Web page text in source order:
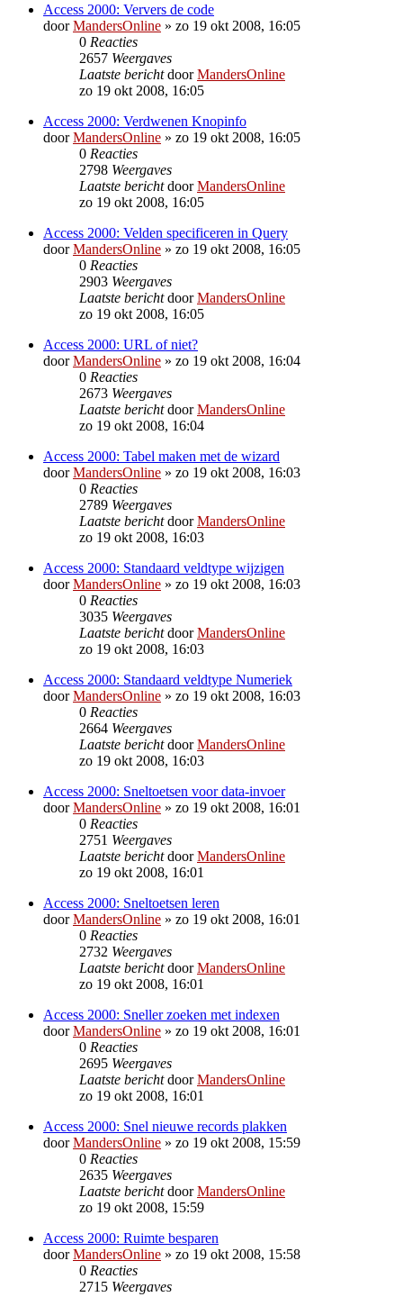
Access 2000: Ververs de code
doorMandersOnline » zo 19 okt 2008, 16:05
0 Reacties
2657 Weergaves
Laatste berichtdoorMandersOnline
zo 19 okt 2008, 16:05
Access 2000: Verdwenen Knopinfo
doorMandersOnline » zo 19 okt 2008, 16:05
0 Reacties
2798 Weergaves
Laatste berichtdoorMandersOnline
zo 19 okt 2008, 16:05
Access 2000: Velden specificeren in Query
doorMandersOnline » zo 19 okt 2008, 16:05
0 Reacties
2903 Weergaves
Laatste berichtdoorMandersOnline
zo 19 okt 2008, 16:05
Access 2000: URL of niet?
doorMandersOnline » zo 19 okt 2008, 16:04
0 Reacties
2673 Weergaves
Laatste berichtdoorMandersOnline
zo 19 okt 2008, 16:04
Access 2000: Tabel maken met de wizard
doorMandersOnline » zo 19 okt 2008, 16:03
0 Reacties
2789 Weergaves
Laatste berichtdoorMandersOnline
zo 19 okt 2008, 16:03
Access 2000: Standaard veldtype wijzigen
doorMandersOnline » zo 19 okt 2008, 16:03
0 Reacties
3035 Weergaves
Laatste berichtdoorMandersOnline
zo 19 okt 2008, 16:03
Access 2000: Standaard veldtype Numeriek
doorMandersOnline » zo 19 okt 2008, 16:03
0 Reacties
2664 Weergaves
Laatste berichtdoorMandersOnline
zo 19 okt 2008, 16:03
Access 2000: Sneltoetsen voor data-invoer
doorMandersOnline » zo 19 okt 2008, 16:01
0 Reacties
2751 Weergaves
Laatste berichtdoorMandersOnline
zo 19 okt 2008, 16:01
Access 2000: Sneltoetsen leren
doorMandersOnline » zo 19 okt 2008, 16:01
0 Reacties
2732 Weergaves
Laatste berichtdoorMandersOnline
zo 19 okt 2008, 16:01
Access 2000: Sneller zoeken met indexen
doorMandersOnline » zo 19 okt 2008, 16:01
0 Reacties
2695 Weergaves
Laatste berichtdoorMandersOnline
zo 19 okt 2008, 16:01
Access 2000: Snel nieuwe records plakken
doorMandersOnline » zo 19 okt 2008, 15:59
0 Reacties
2635 Weergaves
Laatste berichtdoorMandersOnline
zo 19 okt 2008, 15:59
Access 2000: Ruimte besparen
doorMandersOnline » zo 19 okt 2008, 15:58
0 Reacties
2715 Weergaves